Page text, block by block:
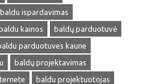
baldu ispardavimas
baldu kainos
baldų parduotuvė
parduotuves kaune
baldų projektavimas
baldu projektuotojas